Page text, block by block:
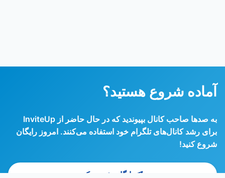
آماده شروع هستید؟
به صدها صاحب کانال بپیوندید که در حال حاضر از InviteUp
برای رشد کانال‌های تلگرام خود استفاده می‌کنند. امروز رایگان
شروع کنید!
رایگان شروع کنید